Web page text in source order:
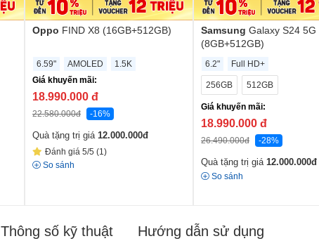
Oppo FIND X8 (16GB+512GB)
6.59" AMOLED
1.5K
Giá khuyến mãi:
18.990.000 đ
22.580.000đ -16%
Quà tặng trị giá 12.000.000đ
Đánh giá 5/5 (1)
So sánh
Samsung Galaxy S24 5G
(8GB+512GB)
6.2" Full HD+
256GB 512GB
Giá khuyến mãi:
18.990.000 đ
26.490.000đ -28%
Quà tặng trị giá 12.000.000đ
So sánh
Thông số kỹ thuật Hướng dẫn sử dụng